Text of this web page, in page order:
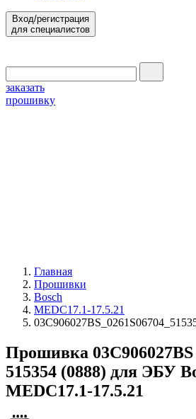
Вход/регистрация
для специалистов
заказать
прошивку
Главная
Прошивки
Bosch
MEDC17.1-17.5.21
Прошивка 03C906027BS
515354 (0888) для ЭБУ
MEDC17.1-17.5.21